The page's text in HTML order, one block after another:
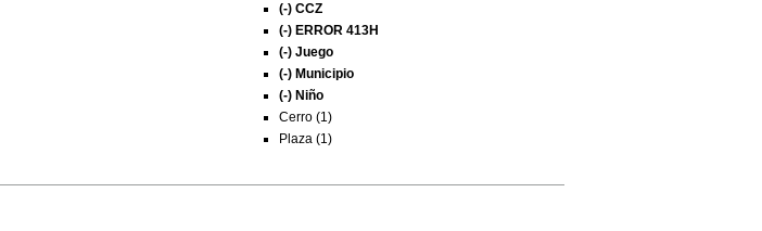
(-) CCZ
(-) ERROR 413H
(-) Juego
(-) Municipio
(-) Niño
Cerro (1)
Plaza (1)